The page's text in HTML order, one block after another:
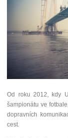
Od roku 2012, kdy
šampionátu ve
dopravních
cest.